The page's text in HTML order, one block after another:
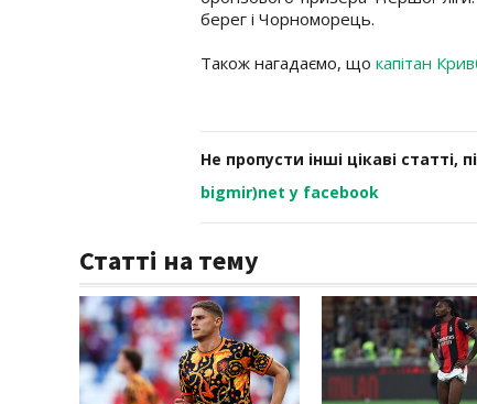
берег і Чорноморець.
Також нагадаємо, що капітан
Не пропусти інші цікаві статті,
bigmir)net у facebook
Статті на тему